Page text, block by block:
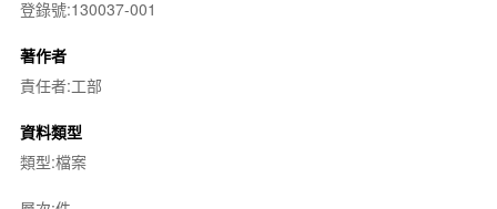
登錄號:130037-001
著作者
責任者:工部
資料類型
類型:檔案